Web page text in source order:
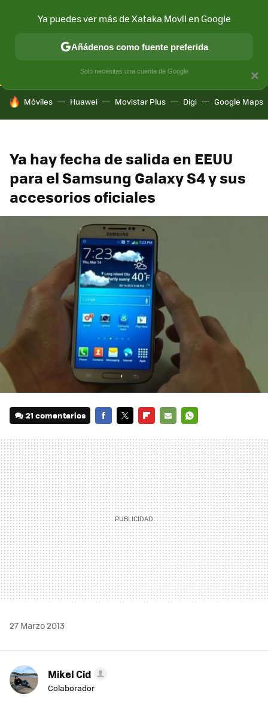
CONECTIVIDAD MÓVIL Y SOCIEDAD APLICACIONES
HOY SE HABLA DE
Móviles Huawei Movistar Plus Digi Google Maps
Ya hay fecha de salida en EEUU
para el Samsung Galaxy S4 y sus
accesorios oficiales
21 comentarios
MAIL
27 Marzo 2013
Mikel Cid
Colaborador
×
Ya puedes ver más de Xataka Movil en Google
Añádenos como fuente preferida
Solo necesitas una cuenta de Google